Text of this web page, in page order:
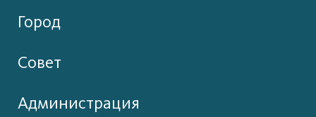
Город
Совет
Администрация